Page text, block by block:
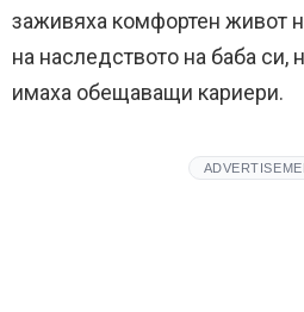
заживяха комфортен живот
на наследството на баба си,
имаха обещаващи кариери.